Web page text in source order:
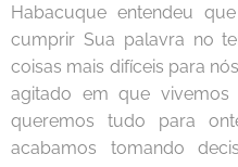
Habacuque entendeu
cumprir Sua palavra no
coisas mais difíceis para
agitado em que
queremos tudo para
acabamos tomando